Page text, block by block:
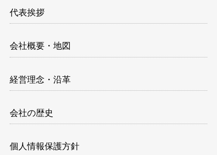
代表挨拶
会社概要・地図
経営理念・沿革
会社の歴史
個人情報保護方針